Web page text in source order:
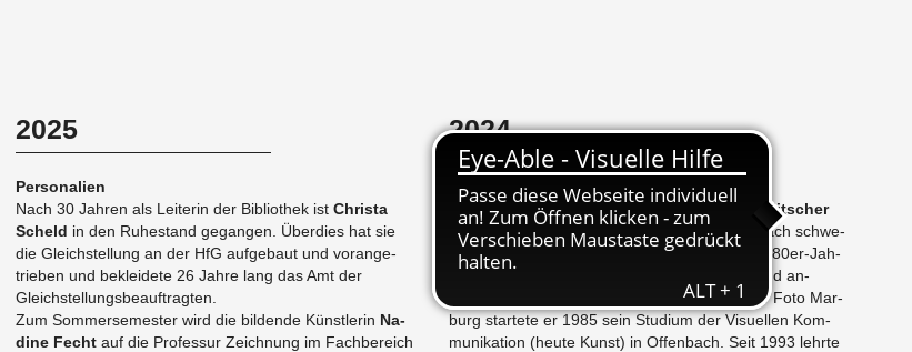
2025
Per­so­na­li­en
​Nach 30 Jah­ren als Lei­te­rin der Bi­blio­thek ist Chris­ta
Scheld in den Ru­he­stand ge­gan­gen. Über­dies hat sie
die Gleich­stel­lung an der HfG auf­ge­baut und vor­an­ge­
trie­ben und be­klei­de­te 26 Jahre lang das Amt der
Gleich­stel­lungs­be­auf­trag­ten.
Zum Som­mer­se­mes­ter wird die bil­den­de Künst­le­rin Na­
di­ne Fecht auf die Pro­fes­sur Zeich­nung im Fach­be­reich
2024
Nach­ruf
Den lang­jäh­ri­ge Fo­to­gra­fie-Leh­rer
Cle­mens Mit­scher
stirbt am 28. Ja­nu­ar im Alter von 68 Jah­ren nach schwe­
rer Krank­heit. Er war der HfG seit Mitte der 1980er-Jah­
re ver­bun­den. Nach einer Be­ton­bau­er­leh­re und an­
schlie­ßen­der Fo­to­gra­fen­leh­re beim Bild­ar­chiv Foto Mar­
burg star­te­te er 1985 sein Stu­di­um der Vi­su­el­len Kom­
mu­ni­ka­ti­on (heute Kunst) in Of­fen­bach. Seit 1993 lehr­te